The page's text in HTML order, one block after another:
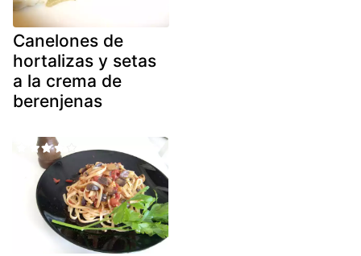
Canelones de
hortalizas y setas
a la crema de
berenjenas